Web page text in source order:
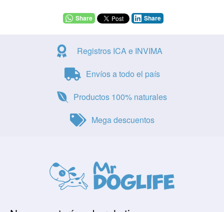
Share Share
Registros ICA e INVIMA
Envíos a todo el país
Productos 100% naturales
Mega descuentos